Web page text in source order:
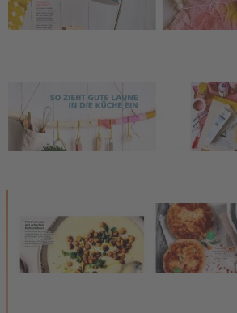
www.ec.europa.eu/consumers/odr